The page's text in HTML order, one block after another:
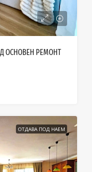
ОСНОВЕН РЕМОНТ
ОТДАВА ПОД НАЕМ